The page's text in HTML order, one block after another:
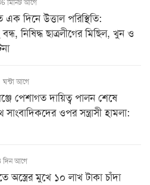
মিনিট আগে
এক দিনে উত্তাল পরিস্থিতি:
বন্ধ, নিষিদ্ধ ছাত্রলীগের মিছিল, খুন ও
ঘন্টা আগে
পেশাগত দায়িত্ব পালন শেষে
সাংবাদিকদের ওপর সন্ত্রাসী হামলা:
দিন আগে
অস্ত্রের মুখে ১০ লাখ টাকা চাঁদা